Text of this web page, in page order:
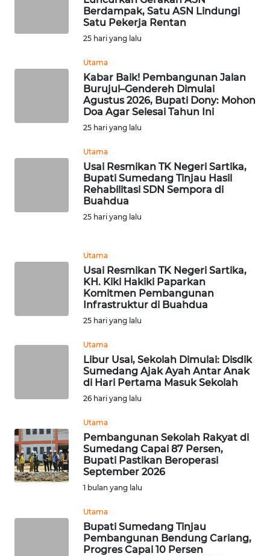
Berdampak, Satu ASN Lindungi
Satu Pekerja Rentan
25 hari yang lalu
Utama
Kabar Baik! Pembangunan Jalan
Burujul–Gendereh Dimulai
Agustus 2026, Bupati Dony: Mohon
Doa Agar Selesai Tahun Ini
25 hari yang lalu
Utama
Usai Resmikan TK Negeri Sartika,
Bupati Sumedang Tinjau Hasil
Rehabilitasi SDN Sempora di
Buahdua
25 hari yang lalu
Utama
Usai Resmikan TK Negeri Sartika,
KH. Kiki Hakiki Paparkan
Komitmen Pembangunan
Infrastruktur di Buahdua
25 hari yang lalu
Utama
Libur Usai, Sekolah Dimulai: Disdik
Sumedang Ajak Ayah Antar Anak
di Hari Pertama Masuk Sekolah
26 hari yang lalu
Utama
Pembangunan Sekolah Rakyat di
Sumedang Capai 87 Persen,
Bupati Pastikan Beroperasi
September 2026
1 bulan yang lalu
Utama
Bupati Sumedang Tinjau
Pembangunan Bendung Cariang,
Progres Capai 10 Persen
WN
WN
LAMPUNG